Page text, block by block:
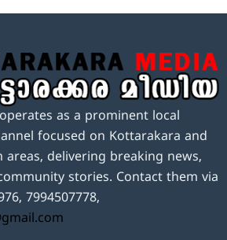
as a prominent local
focused on Kottarakara and
delivering breaking news,
stories. Contact them via
7994507778,